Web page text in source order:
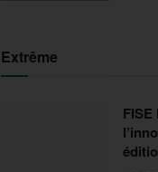
Extrême